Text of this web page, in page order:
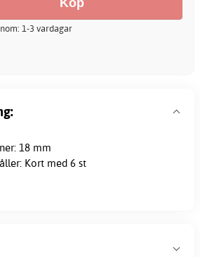
1-3 vardagar
18 mm
Kort med 6 st